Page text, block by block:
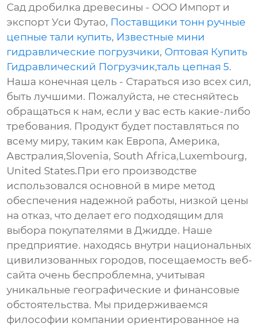
Сад дробилка древесины - ООО Импорт и
экспорт Уси Футао, Поставщики тонн ручные
цепные тали купить, Известные мини
гидравлические погрузчики, Оптовая Купить
Гидравлический Погрузчик,таль цепная 5.
Наша конечная цель - Стараться изо всех сил,
быть лучшими. Пожалуйста, не стесняйтесь
обращаться к нам, если у вас есть какие-либо
требования. Продукт будет поставляться по
всему миру, таким как Европа, Америка,
Австралия,Slovenia, South Africa,Luxembourg,
United States.При его производстве
использовался основной в мире метод
обеспечения надежной работы, низкой цены
на отказ, что делает его подходящим для
выбора покупателями в Джидде. Наше
предприятие. находясь внутри национальных
цивилизованных городов, посещаемость веб-
сайта очень беспроблемна, учитывая
уникальные географические и финансовые
обстоятельства. Мы придерживаемся
философии компании ориентированное на